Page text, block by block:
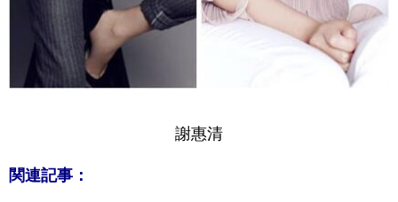
謝惠清
関連記事：